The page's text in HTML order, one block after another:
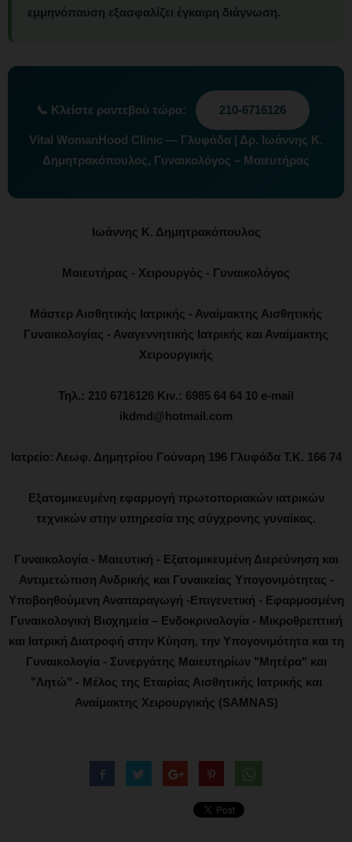
εμμηνόπαυση εξασφαλίζει έγκαιρη διάγνωση.
📞 Κλείστε ραντεβού τώρα: 210-6716126
Vital WomanHood Clinic — Γλυφάδα | Δρ. Ιωάννης Κ.
Δημητρακόπουλος, Γυναικολόγος – Μαιευτήρας
Ιωάννης Κ. Δημητρακόπουλος
Μαιευτήρας - Χειρουργός - Γυναικολόγος
Μάστερ Αισθητικής Ιατρικής - Αναίμακτης Αισθητικής
Γυναικολογίας - Αναγεννητικής Ιατρικής και Αναίμακτης
Χειρουργικής
Τηλ.: 210 6716126 Κιν.: 6985 64 64 10 e-mail
ikdmd@hotmail.com
Ιατρείο: Λεωφ. Δημητρίου Γούναρη 196 Γλυφάδα Τ.Κ. 166 74
Εξατομικευμένη εφαρμογή πρωτοποριακών ιατρικών
τεχνικών στην υπηρεσία της σύγχρονης γυναίκας.
Γυναικολογία - Μαιευτική - Εξατομικευμένη Διερεύνηση και
Αντιμετώπιση Ανδρικής και Γυναικείας Υπογονιμότητας -
Υποβοηθούμενη Αναπαραγωγή -Επιγενετική - Εφαρμοσμένη
Γυναικολογική Βιοχημεία – Ενδοκρινολογία - Μικροθρεπτική
και Ιατρική Διατροφή στην Κύηση, την Υπογονιμότητα και τη
Γυναικολογία - Συνεργάτης Μαιευτηρίων "Μητέρα" και
"Λητώ" - Μέλος της Εταιρίας Αισθητικής Ιατρικής και
Αναίμακτης Χειρουργικής (SAMNAS)